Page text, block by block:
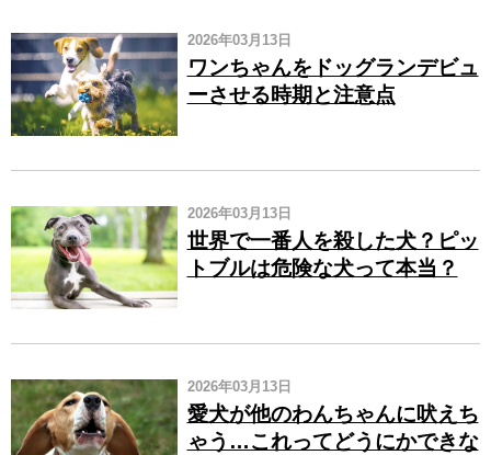
2026年03月13日
ワンちゃんをドッグランデビュ
ーさせる時期と注意点
2026年03月13日
世界で一番人を殺した犬？ピッ
トブルは危険な犬って本当？
2026年03月13日
愛犬が他のわんちゃんに吠えち
ゃう…これってどうにかできな